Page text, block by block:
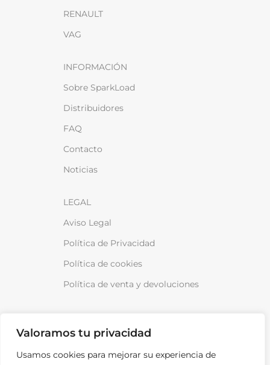
Valoramos tu privacidad
Usamos cookies para mejorar su experiencia de
RENAULT
VAG
INFORMACIÓN
Sobre SparkLoad
Distribuidores
FAQ
Contacto
Noticias
LEGAL
Aviso Legal
Política de Privacidad
Política de cookies
Política de venta y devoluciones